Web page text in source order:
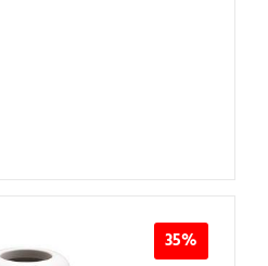
35%